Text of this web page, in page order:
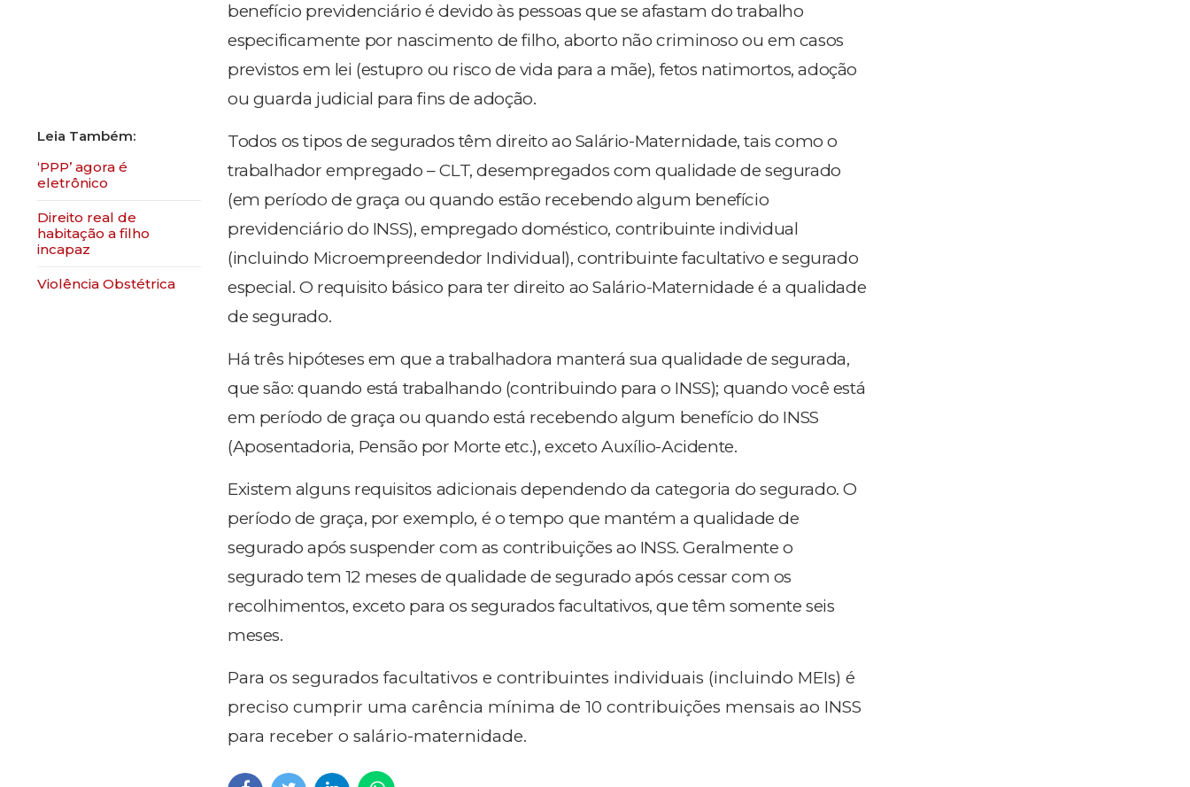
‘PPP’ agora é
eletrônico
​Direito real de
habitação a filho
incapaz
Violência Obstétrica
benefício previdenciário é devido às pessoas que se afastam do trabalho
especificamente por nascimento de filho, aborto não criminoso ou em casos
previstos em lei (estupro ou risco de vida para a mãe), fetos natimortos, adoção
ou guarda judicial para fins de adoção.
Todos os tipos de segurados têm direito ao Salário-Maternidade, tais como o
trabalhador empregado – CLT, desempregados com qualidade de segurado
(em período de graça ou quando estão recebendo algum benefício
previdenciário do INSS), empregado doméstico, contribuinte individual
(incluindo Microempreendedor Individual), contribuinte facultativo e segurado
especial. O requisito básico para ter direito ao Salário-Maternidade é a qualidade
de segurado.
Há três hipóteses em que a trabalhadora manterá sua qualidade de segurada,
que são: quando está trabalhando (contribuindo para o INSS); quando você está
em período de graça ou quando está recebendo algum benefício do INSS
(Aposentadoria, Pensão por Morte etc.), exceto Auxílio-Acidente.
Existem alguns requisitos adicionais dependendo da categoria do segurado. O
período de graça, por exemplo, é o tempo que mantém a qualidade de
segurado após suspender com as contribuições ao INSS. Geralmente o
segurado tem 12 meses de qualidade de segurado após cessar com os
recolhimentos, exceto para os segurados facultativos, que têm somente seis
meses.
Para os segurados facultativos e contribuintes individuais (incluindo MEIs) é
preciso cumprir uma carência mínima de 10 contribuições mensais ao INSS
para receber o salário-maternidade.